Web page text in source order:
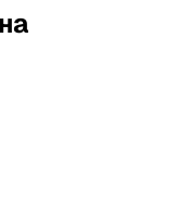
с маской,
отдых,
в отели
Лак в
острова
отдых,